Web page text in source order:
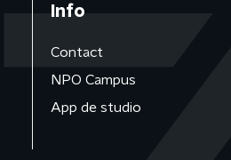
Info
Contact
NPO Campus
App de studio